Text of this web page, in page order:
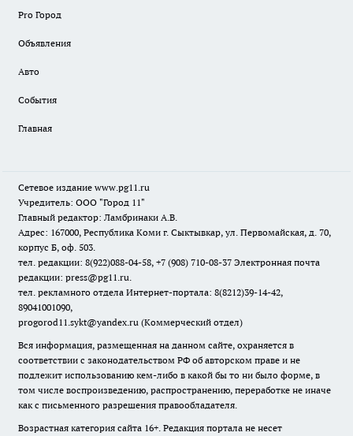
Pro Город
Объявления
Авто
События
Главная
Сетевое издание www.pg11.ru
Учредитель: ООО "Город 11"
Главный редактор: Ламбринаки А.В.
Адрес: 167000, Республика Коми г. Сыктывкар, ул. Первомайская, д. 70,
корпус Б, оф. 503.
тел. редакции: 8(922)088-04-58, +7 (908) 710-08-37 Электронная почта
редакции: press@pg11.ru.
тел. рекламного отдела Интернет-портала: 8(8212)39-14-42,
89041001090,
progorod11.sykt@yandex.ru (Коммерческий отдел)
Вся информация, размещенная на данном сайте, охраняется в
соответствии с законодательством РФ об авторском праве и не
подлежит использованию кем-либо в какой бы то ни было форме, в
том числе воспроизведению, распространению, переработке не иначе
как с письменного разрешения правообладателя.
Возрастная категория сайта 16+. Редакция портала не несет